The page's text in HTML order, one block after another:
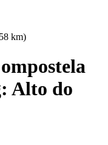
km)
Alto do